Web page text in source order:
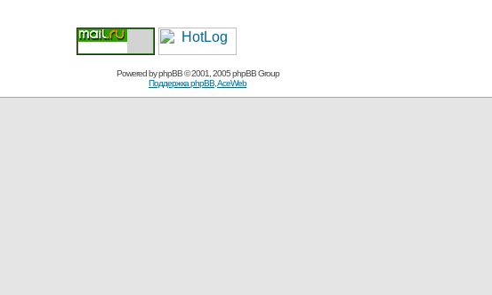
Powered byphpBB© 2001, 2005 phpBB Group
Поддержка phpBB AceWeb